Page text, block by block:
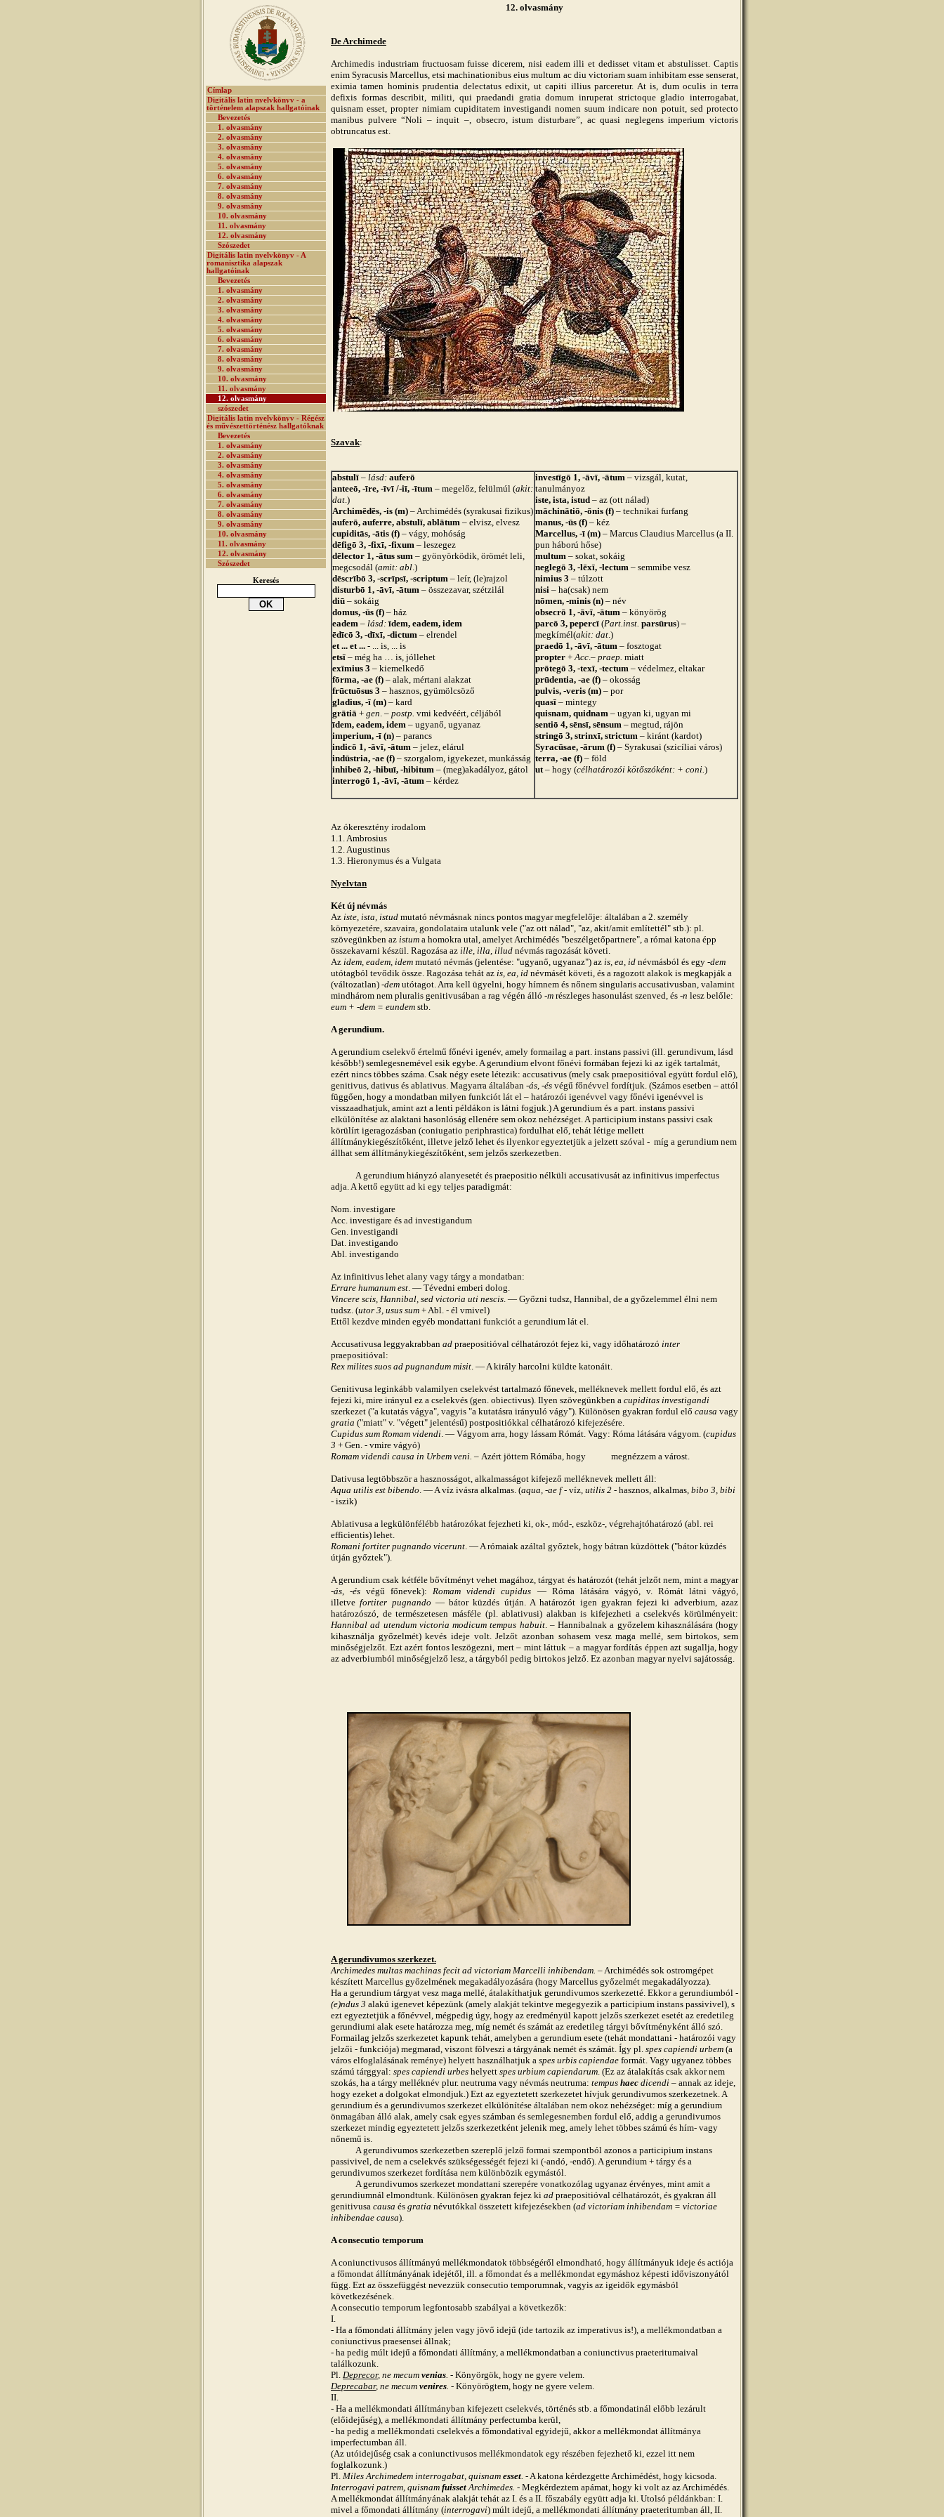
Címlap
Digitális latin nyelvkönyv - a
történelem alapszak hallgatóinak
Bevezetés
1. olvasmány
2. olvasmány
3. olvasmány
4. olvasmány
5. olvasmány
6. olvasmány
7. olvasmány
8. olvasmány
9. olvasmány
10. olvasmány
11. olvasmány
12. olvasmány
Szószedet
Digitális latin nyelvkönyv - A
romanisztika alapszak
hallgatóinak
Bevezetés
1. olvasmány
2. olvasmány
3. olvasmány
4. olvasmány
5. olvasmány
6. olvasmány
7. olvasmány
8. olvasmány
9. olvasmány
10. olvasmány
11. olvasmány
12. olvasmány
szószedet
Digitális latin nyelvkönyv - Régész
és művészettörténész hallgatóknak
Bevezetés
1. olvasmány
2. olvasmány
3. olvasmány
4. olvasmány
5. olvasmány
6. olvasmány
7. olvasmány
8. olvasmány
9. olvasmány
10. olvasmány
11. olvasmány
12. olvasmány
Szószedet
Keresés
12. olvasmány
De Archimede
Archimedis industriam fructuosam fuisse dicerem, nisi eadem illi et dedisset vitam et abstulisset. Captis
enim Syracusis Marcellus, etsi machinationibus eius multum ac diu victoriam suam inhibitam esse senserat,
eximia tamen hominis prudentia delectatus edixit, ut capiti illius parceretur. At is, dum oculis in terra
defixis formas describit, militi, qui praedandi gratia domum inruperat strictoque gladio interrogabat,
quisnam esset, propter nimiam cupiditatem investigandi nomen suum indicare non potuit, sed protecto
manibus pulvere “Noli – inquit –, obsecro, istum disturbare”, ac quasi neglegens imperium victoris
obtruncatus est.
Szavak:
abstulī – lásd: auferō
anteeō, -īre, -īvī /-iī, -ītum – megelőz, felülmúl (akit:
dat.)
Archimēdēs, -is (m) – Archimédés (syrakusai fizikus)
auferō, auferre, abstulī, ablātum – elvisz, elvesz
cupiditās, -ātis (f) – vágy, mohóság
dēfigō 3, -fixī, -fixum – leszegez
dēlector 1, -ātus sum – gyönyörködik, örömét leli,
megcsodál (amit: abl.)
dēscrībō 3, -scrīpsī, -scriptum – leír, (le)rajzol
disturbō 1, -āvī, -ātum – összezavar, szétzilál
diū – sokáig
domus, -ūs (f) – ház
eadem – lásd:īdem, eadem, idem
ēdīcō 3, -dīxī, -dictum – elrendel
et ... et ... - ... is, ... is
etsī – még ha … is, jóllehet
exīmius 3 – kiemelkedő
fōrma, -ae (f) – alak, mértani alakzat
frūctuōsus 3 – hasznos, gyümölcsöző
gladius, -ī (m) – kard
grātiā + gen. – postp. vmi kedvéért, céljából
īdem, eadem, idem – ugyanő, ugyanaz
imperium, -ī (n) – parancs
indicō 1, -āvī, -ātum – jelez, elárul
indūstria, -ae (f) – szorgalom, igyekezet, munkásság
inhibeō 2, -hibuī, -hibitum – (meg)akadályoz, gátol
interrogō 1, -āvī, -ātum – kérdez
investīgō 1, -āvī, -ātum – vizsgál, kutat,
tanulmányoz
iste, ista, istud – az (ott nálad)
māchinātiō, -ōnis (f) – technikai furfang
manus, -ūs (f) – kéz
Marcellus, -ī (m) – Marcus Claudius Marcellus (a II.
pun háború hőse)
multum – sokat, sokáig
neglegō 3, -lēxī, -lectum – semmibe vesz
nimius 3 – túlzott
nisi – ha(csak) nem
nōmen, -minis (n) – név
obsecrō 1, -āvī, -ātum – könyörög
parcō 3, pepercī (Part.inst. parsūrus) –
megkímél(akit: dat.)
praedō 1, -āvī, -ātum – fosztogat
propter +Acc.– praep. miatt
prōtegō 3, -texī, -tectum – védelmez, eltakar
prūdentia, -ae (f) – okosság
pulvis, -veris (m) – por
quasī – mintegy
quisnam, quidnam – ugyan ki, ugyan mi
sentiō 4, sēnsī, sēnsum – megtud, rájön
stringō 3, strinxī, strictum – kiránt (kardot)
Syracūsae, -ārum (f) – Syrakusai (szicíliai város)
terra, -ae (f) – föld
ut– hogy (célhatározói kötőszóként: + coni.)
Az ókeresztény irodalom
1.1. Ambrosius
1.2. Augustinus
1.3. Hieronymus és a Vulgata
Nyelvtan
Két új névmás
Az iste, ista, istud mutató névmásnak nincs pontos magyar megfelelője: általában a 2. személy
környezetére, szavaira, gondolataira utalunk vele ("az ott nálad", "az, akit/amit említettél" stb.): pl.
szövegünkben az istum a homokra utal, amelyet Archimédés "beszélgetőpartnere", a római katona épp
összekavarni készül. Ragozása az ille, illa, illud névmás ragozását követi.
Az idem, eadem, idem mutató névmás (jelentése: "ugyanő, ugyanaz") az is, ea, id névmásból és egy -dem
utótagból tevődik össze. Ragozása tehát az is, ea, id névmásét követi, és a ragozott alakok is megkapják a
(változatlan) -dem utótagot. Arra kell ügyelni, hogy hímnem és nőnem singularis accusativusban, valamint
mindhárom nem pluralis genitivusában a rag végén álló -m részleges hasonulást szenved, és -n lesz belőle:
eum + -dem = eundem stb.
A gerundium.
A gerundium cselekvő értelmű főnévi igenév, amely formailag a part. instans passivi (ill. gerundivum, lásd
később!) semlegesnemével esik egybe. A gerundium elvont főnévi formában fejezi ki az igék tartalmát,
ezért nincs többes száma. Csak négy esete létezik: accusativus (mely csak praepositióval együtt fordul elő),
genitivus, dativus és ablativus. Magyarra általában -ás, -és végű főnévvel fordítjuk. (Számos esetben – attól
függően, hogy a mondatban milyen funkciót lát el – határozói igenévvel vagy főnévi igenévvel is
visszaadhatjuk, amint azt a lenti példákon is látni fogjuk.) A gerundium és a part. instans passivi
elkülönítése az alaktani hasonlóság ellenére sem okoz nehézséget. A participium instans passivi csak
körülírt igeragozásban (coniugatio periphrastica) fordulhat elő, tehát létige mellett
állítmánykiegészítőként, illetve jelző lehet és ilyenkor egyeztetjük a jelzett szóval - míg a gerundium nem
állhat sem állítmánykiegészítőként, sem jelzős szerkezetben.
A gerundium hiányzó alanyesetét és praepositio nélküli accusativusát az infinitivus imperfectus
adja. A kettő együtt ad ki egy teljes paradigmát:
Nom. investigare
Acc. investigare és ad investigandum
Gen. investigandi
Dat. investigando
Abl. investigando
Az infinitivus lehet alany vagy tárgy a mondatban:
Errare humanum est. — Tévedni emberi dolog.
Vincere scis, Hannibal, sed victoria uti nescis. — Győzni tudsz, Hannibal, de a győzelemmel élni nem
tudsz. (utor 3, usus sum + Abl. - él vmivel)
Ettől kezdve minden egyéb mondattani funkciót a gerundium lát el.
Accusativusa leggyakrabban ad praepositióval célhatározót fejez ki, vagy időhatározó inter
praepositióval:
Rex milites suos ad pugnandum misit. — A király harcolni küldte katonáit.
Genitivusa leginkább valamilyen cselekvést tartalmazó főnevek, melléknevek mellett fordul elő, és azt
fejezi ki, mire irányul ez a cselekvés (gen. obiectivus). Ilyen szövegünkben a cupiditas investigandi
szerkezet ("a kutatás vágya", vagyis "a kutatásra irányuló vágy"). Különösen gyakran fordul elő causa vagy
gratia ("miatt" v. "végett" jelentésű) postpositiókkal célhatározó kifejezésére.
Cupidus sum Romam videndi. — Vágyom arra, hogy lássam Rómát. Vagy: Róma látására vágyom. (cupidus
3 + Gen. - vmire vágyó)
Romam videndi causa in Urbem veni. – Azért jöttem Rómába, hogy megnézzem a várost.
Dativusa legtöbbször a hasznosságot, alkalmasságot kifejező melléknevek mellett áll:
Aqua utilis est bibendo. — A víz ivásra alkalmas. (aqua, -ae f- víz, utilis 2 - hasznos, alkalmas, bibo 3, bibi
- iszik)
Ablativusa a legkülönfélébb határozókat fejezheti ki, ok-, mód-, eszköz-, végrehajtóhatározó (abl. rei
efficientis) lehet.
Romani fortiter pugnando vicerunt. — A rómaiak azáltal győztek, hogy bátran küzdöttek ("bátor küzdés
útján győztek").
A gerundium csak kétféle bővítményt vehet magához, tárgyat és határozót (tehát jelzőt nem, mint a magyar
-ás, -és végű főnevek):Romam videndi cupidus — Róma látására vágyó, v. Rómát látni vágyó,
illetvefortiter pugnando — bátor küzdés útján. A határozót igen gyakran fejezi ki adverbium, azaz
határozószó, de természetesen másféle (pl. ablativusi) alakban is kifejezheti a cselekvés körülményeit:
Hannibal ad utendum victoria modicum tempus habuit. – Hannibalnak a győzelem kihasználására (hogy
kihasználja győzelmét) kevés ideje volt. Jelzőt azonban sohasem vesz maga mellé, sem birtokos, sem
minőségjelzőt. Ezt azért fontos leszögezni, mert – mint láttuk – a magyar fordítás éppen azt sugallja, hogy
az adverbiumból minőségjelző lesz, a tárgyból pedig birtokos jelző. Ez azonban magyar nyelvi sajátosság.
A gerundivumos szerkezet.
Archimedes multas machinas fecit ad victoriam Marcelli inhibendam. – Archimédés sok ostromgépet
készített Marcellus győzelmének megakadályozására (hogy Marcellus győzelmét megakadályozza).
Ha a gerundium tárgyat vesz maga mellé, átalakíthatjuk gerundivumos szerkezetté. Ekkor a gerundiumból -
(e)ndus 3 alakú igenevet képezünk (amely alakját tekintve megegyezik a participium instans passivivel), s
ezt egyeztetjük a főnévvel, mégpedig úgy, hogy az eredményül kapott jelzős szerkezet esetét az eredetileg
gerundiumi alak esete határozza meg, míg nemét és számát az eredetileg tárgyi bővítményként álló szó.
Formailag jelzős szerkezetet kapunk tehát, amelyben a gerundium esete (tehát mondattani - határozói vagy
jelzői - funkciója) megmarad, viszont fölveszi a tárgyának nemét és számát. Így pl. spes capiendi urbem (a
város elfoglalásának reménye) helyett használhatjuk a spes urbis capiendae formát. Vagy ugyanez többes
számú tárggyal: spes capiendi urbes helyett spes urbium capiendarum. (Ez az átalakítás csak akkor nem
szokás, ha a tárgy melléknév plur. neutruma vagy névmás neutruma: tempus haec dicendi – annak az ideje,
hogy ezeket a dolgokat elmondjuk.) Ezt az egyeztetett szerkezetet hívjuk gerundivumos szerkezetnek. A
gerundium és a gerundivumos szerkezet elkülönítése általában nem okoz nehézséget: míg a gerundium
önmagában álló alak, amely csak egyes számban és semlegesnemben fordul elő, addig a gerundivumos
szerkezet mindig egyeztetett jelzős szerkezetként jelenik meg, amely lehet többes számú és hím- vagy
nőnemű is.
A gerundivumos szerkezetben szereplő jelző formai szempontból azonos a participium instans
passivivel, de nem a cselekvés szükségességét fejezi ki (-andó, -endő). A gerundium + tárgy és a
gerundivumos szerkezet fordítása nem különbözik egymástól.
A gerundivumos szerkezet mondattani szerepére vonatkozólag ugyanaz érvényes, mint amit a
gerundiumnál elmondtunk. Különösen gyakran fejez ki ad praepositióval célhatározót, és gyakran áll
genitivusa causa és gratia névutókkal összetett kifejezésekben (ad victoriam inhibendam = victoriae
inhibendae causa).
A consecutio temporum
A coniunctivusos állítmányú mellékmondatok többségéről elmondható, hogy állítmányuk ideje és actiója
a főmondat állítmányának idejétől, ill. a főmondat és a mellékmondat egymáshoz képesti időviszonyától
függ. Ezt az összefüggést nevezzük consecutio temporumnak, vagyis az igeidők egymásból
következésének.
A consecutio temporum legfontosabb szabályai a következők:
I.
- Ha a főmondati állítmány jelen vagy jövő idejű (ide tartozik az imperativus is!), a mellékmondatban a
coniunctivus praesensei állnak;
- ha pedig múlt idejű a főmondati állítmány, a mellékmondatban a coniunctivus praeteritumaival
találkozunk.
Pl. Deprecor, ne mecum venias. - Könyörgök, hogy ne gyere velem.
Deprecabar, ne mecum venires. - Könyörögtem, hogy ne gyere velem.
II.
- Ha a mellékmondati állítmányban kifejezett cselekvés, történés stb. a főmondatinál előbb lezárult
(előidejűség), a mellékmondati állítmány perfectumba kerül,
- ha pedig a mellékmondati cselekvés a főmondatival egyidejű, akkor a mellékmondat állítmánya
imperfectumban áll.
(Az utóidejűség csak a coniunctivusos mellékmondatok egy részében fejezhető ki, ezzel itt nem
foglalkozunk.)
Pl. Miles Archimedem interrogabat, quisnam esset. - A katona kérdezgette Archimédést, hogy kicsoda.
Interrogavi patrem, quisnam fuissetArchimedes. - Megkérdeztem apámat, hogy ki volt az az Archimédés.
A mellékmondat állítmányának alakját tehát az I. és a II. főszabály együtt adja ki. Utolsó példánkban: I.
mivel a főmondati állítmány (interrogavi) múlt idejű, a mellékmondati állítmány praeteritumban áll, II.